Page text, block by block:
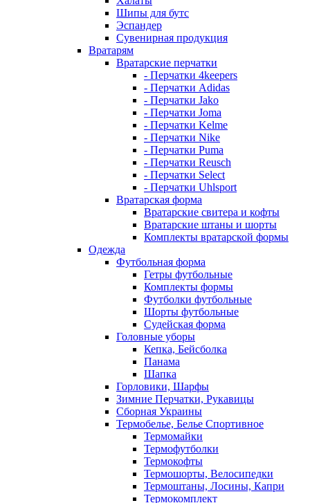
Шипы для бутс
Эспандер
Сувенирная продукция
Вратарям
Вратарские перчатки
- Перчатки 4keepers
- Перчатки Adidas
- Перчатки Jako
- Перчатки Joma
- Перчатки Kelme
- Перчатки Nike
- Перчатки Puma
- Перчатки Reusch
- Перчатки Select
- Перчатки Uhlsport
Вратарская форма
Вратарские свитера и кофты
Вратарские штаны и шорты
Комплекты вратарской формы
Одежда
Футбольная форма
Гетры футбольные
Комплекты формы
Футболки футбольные
Шорты футбольные
Судейская форма
Головные уборы
Кепка, Бейсболка
Панама
Шапка
Горловики, Шарфы
Зимние Перчатки, Рукавицы
Сборная Украины
Термобелье, Белье Спортивное
Термомайки
Термофутболки
Термокофты
Термошорты, Велосипедки
Термоштаны, Лосины, Капри
Термокомплект